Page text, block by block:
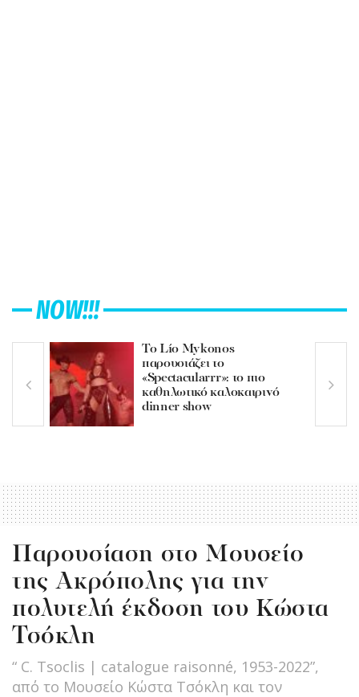
NOW!!!
Το Lío Mykonos
παρουσιάζει το
«Spectacularrr»: το πιο
καθηλωτικό καλοκαιρινό
dinner show
Παρουσίαση στο Μουσείο
της Ακρόπολης για την
πολυτελή έκδοση του Κώστα
Τσόκλη
“ C. Tsoclis | catalogue raisonné, 1953-2022”,
από το Μουσείο Κώστα Τσόκλη και τον